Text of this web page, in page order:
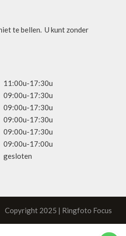
te bellen. U kunt zonder
11:00u-17:30u
09:00u-17:30u
09:00u-17:30u
09:00u-17:30u
09:00u-17:30u
09:00u-17:00u
gesloten
Copyright 2025 | Ringfoto Focus